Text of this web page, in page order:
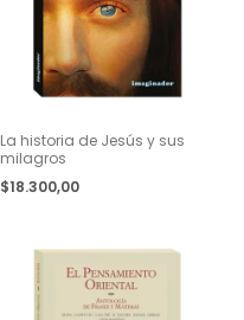
La historia de Jesús y sus
milagros
$18.300,00